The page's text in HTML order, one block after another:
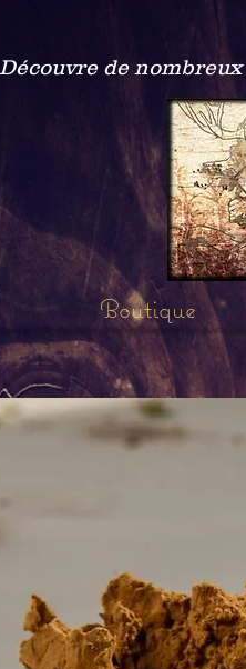
Découvre de
Boutique